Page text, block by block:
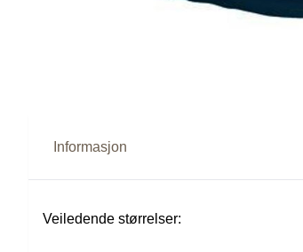
Informasjon
Veiledende størrelser: